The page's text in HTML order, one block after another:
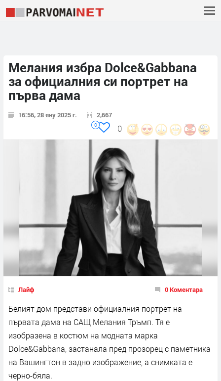
Мелания избра Dolce&Gabbana
за официалния си портрет на
първа дама
16:56, 28 яну 2025 г. 2,667
0
0
Лайф 0 Коментара
Белият дом представи официалния портрет на
първата дама на САЩ Мелания Тръмп. Тя е
изобразена в костюм на модната марка
Dolce&Gabbana, застанала пред прозорец с паметника
на Вашингтон в задно изображение, а снимката е
черно-бяла.